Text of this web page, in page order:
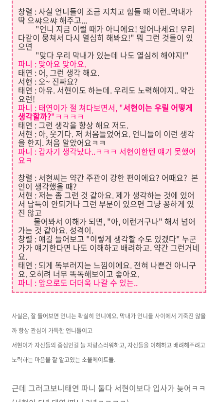
창렬 : 사실 언니들이 조금 지치고 힘들 때 이런..막내가
딱 으쌰으쌰 해주고...
"언니 지금 이럴 때가 아니에요! 일어나세요! 우리
다같이 뭉쳐서 다시 열심히 해봐요!" 뭐 그런 것들이 있
으면
"맞다 우리 막내가 있는데 나도 열심히 해야지!"
파니 : 맞아요 맞아요.
태연 : 어, 그런 생각 해요.
서현 : 오~ 진짜요?
태연 : 아유. 서현이도 하는데. 우리도 노력해야지.. 약간
요런!
파니 : 태연이가 절 쳐다보면서, "서현이는우릴 어떻게
생각할까?"ㅋㅋㅋㅋ
태연 : 그런 생각을 항상 해요 저도.
서현 : 아, 웃기다. 저 처음들었어요. 언니들이 이런 생각
을 한지. 처음 알았어요ㅋㅋ
파니 : 갑자기 생각났다..ㅋㅋㅋ 서현이한텐 얘기 못했어
요ㅋ
창렬 : 서현씨는 약간 주관이 강한 편이에요? 어때요? 본
인이 생각했을 때?
서현 : 저는 좀 그런 것 같아요. 제가 생각하는 것에 있어
서 납득이 안되거나 그런 부분이 있으면 그냥 꽁하게 있
진 않고
물어봐서 이해가 되면, "아, 이런거구나" 해서 넘어
가는 것 같아요. 성격이.
창렬 : 얘길 들어보고 "이렇게 생각할 수도 있겠다" 누군
가가 얘기한다면 나도 이해하고 배려하고. 약간 그런거네
요.
태연 : 되게 똑부러지는 느낌이에요. 전혀 나쁜건 아니구
요. 오히려 너무 똑똑해보이고 좋아요.
파니 : 앞으로도 더더욱 나갈 수 있는..
사실은, 잘 들어보면 언니는 확실히 언니에요. 막내가 언니들 사이에서 기죽진 않을
까 항상 관심이 가득한 언니들이고
서현이가 자신들의 중심인걸 늘 자랑스러워하고, 자신들을 이해하고 배려해주려고
노력하는 마음을 잘 알고있는 소울메이트들.
근데 그러고보니태연 파니 둘다 서현이보다 입사가 늦어ㅋㅋ